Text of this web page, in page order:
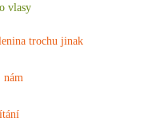
vlasy
trochu jinak
nám